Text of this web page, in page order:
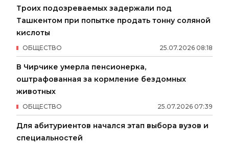
Троих подозреваемых задержали под
Ташкентом при попытке продать тонну соляной
кислоты
25.07.2026 08:18
ОБЩЕСТВО
В Чирчике умерла пенсионерка,
оштрафованная за кормление бездомных
животных
25.07.2026 07:39
ОБЩЕСТВО
Для абитуриентов начался этап выбора вузов и
специальностей